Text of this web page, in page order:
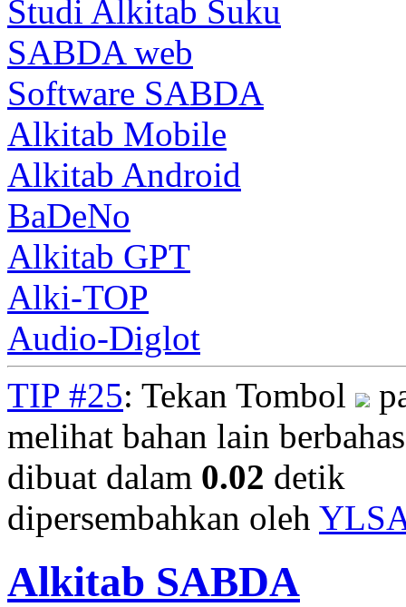
Studi Alkitab Suku
SABDA web
Software SABDA
Alkitab Mobile
Alkitab Android
BaDeNo
Alkitab GPT
Alki-TOP
Audio-Diglot
TIP #25: Tekan Tombol
melihat bahan lain
dibuat dalam 0.02 detik
dipersembahkan oleh
Alkitab SABDA